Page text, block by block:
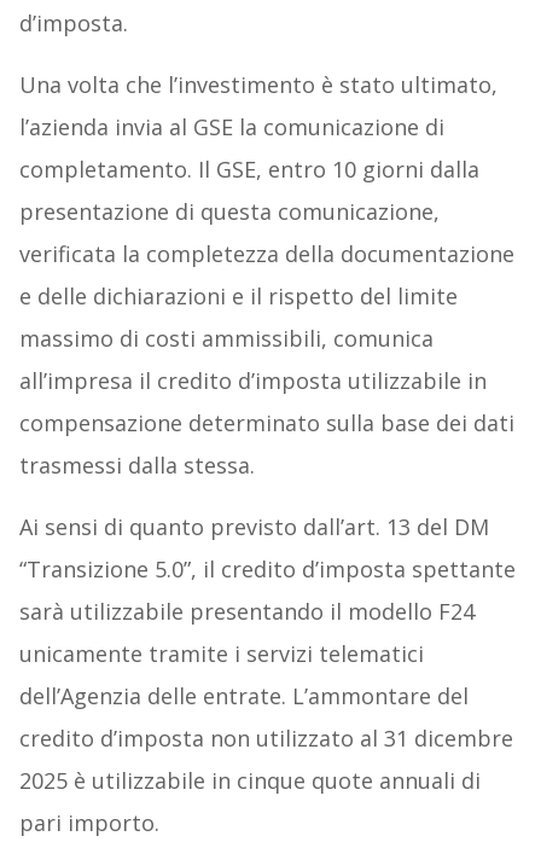
d’imposta.
Una volta che l’investimento è stato ultimato,
l’azienda invia al GSE la comunicazione di
completamento. Il GSE, entro 10 giorni dalla
presentazione di questa comunicazione,
verificata la completezza della documentazione
e delle dichiarazioni e il rispetto del limite
massimo di costi ammissibili, comunica
all’impresa il credito d’imposta utilizzabile in
compensazione determinato sulla base dei dati
trasmessi dalla stessa.
Ai sensi di quanto previsto dall’art. 13 del DM
“Transizione 5.0”, il credito d’imposta spettante
sarà utilizzabile presentando il modello F24
unicamente tramite i servizi telematici
dell’Agenzia delle entrate. L’ammontare del
credito d’imposta non utilizzato al 31 dicembre
2025 è utilizzabile in cinque quote annuali di
pari importo.